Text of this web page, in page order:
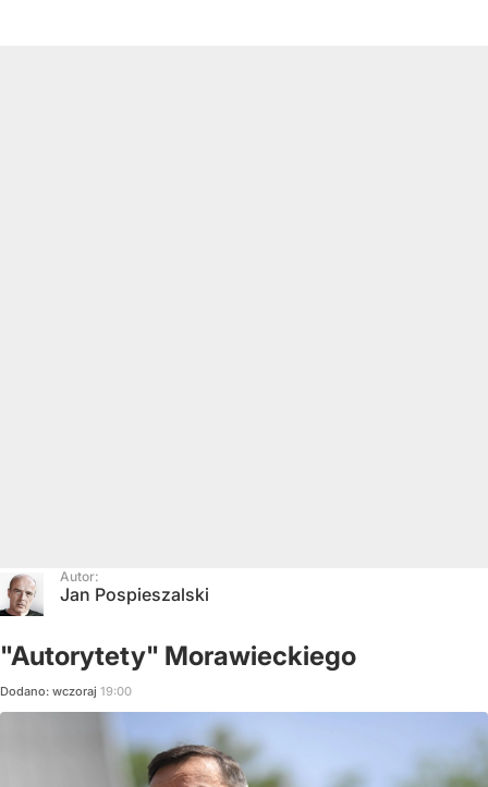
Autor:
Jan Pospieszalski
"Autorytety" Morawieckiego
Dodano: wczoraj 19:00